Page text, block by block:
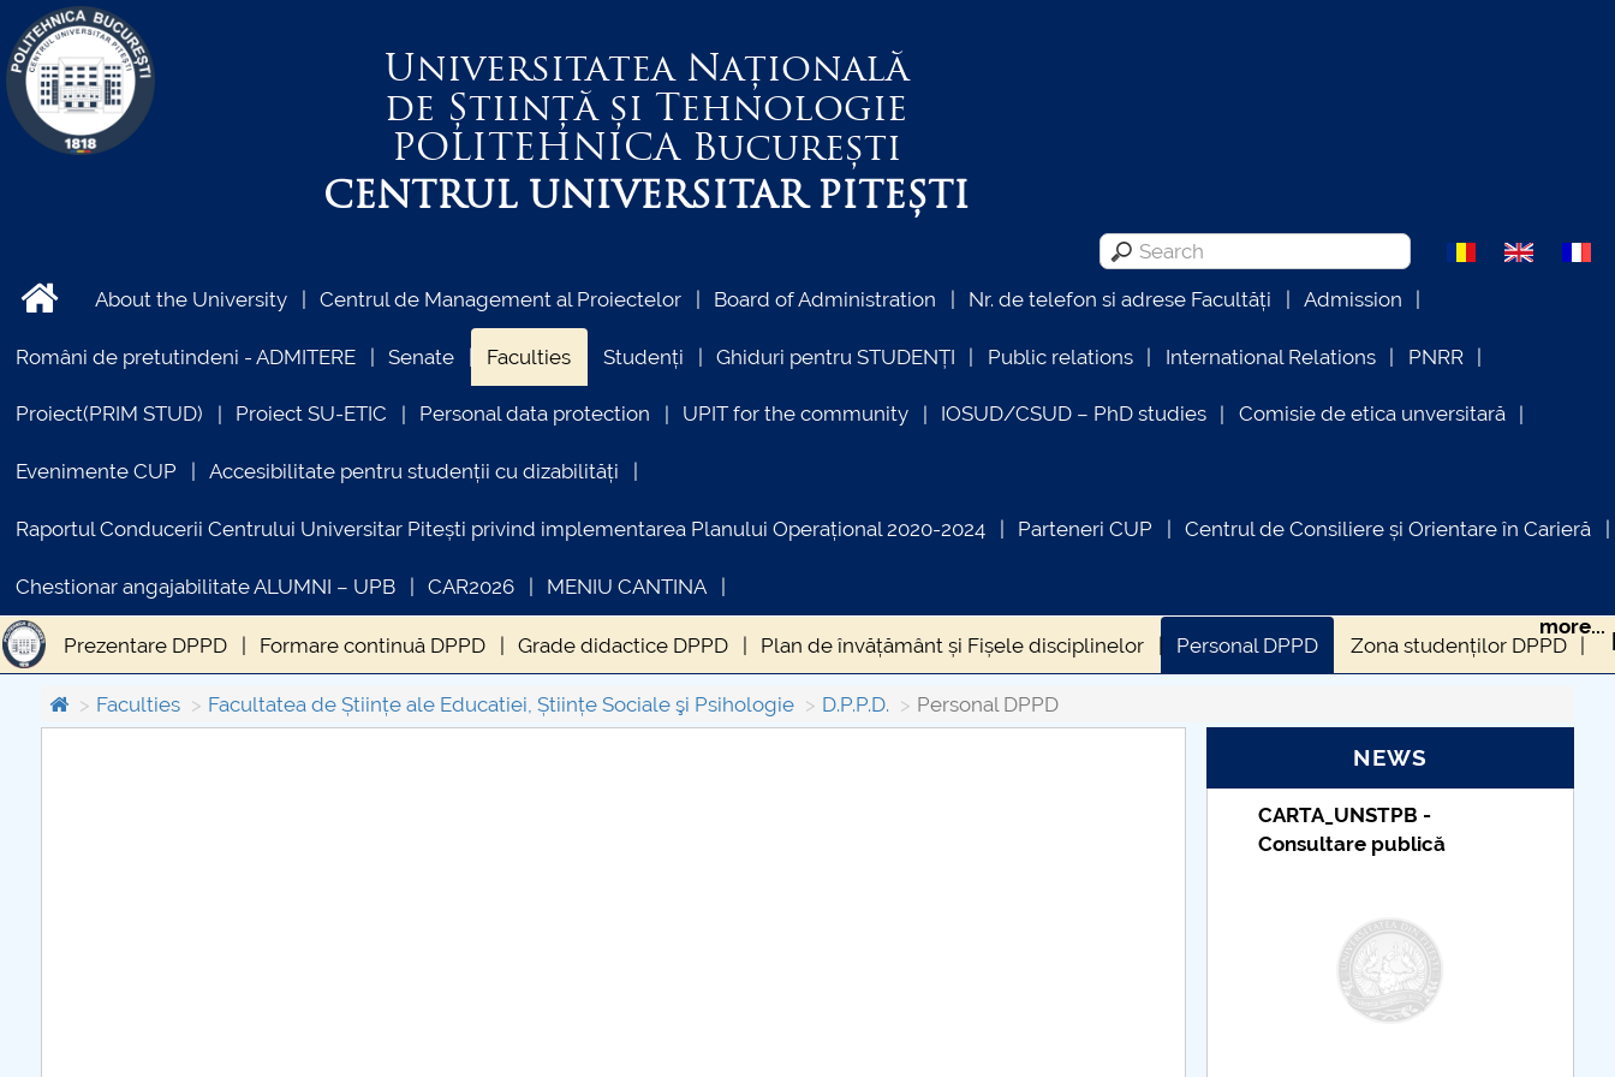
Universitatea Națională
de Știință și Tehnologie
POLITEHNICABucurești
CENTRUL UNIVERSITAR PITEȘTI
About the University Centrul de Management al Proiectelor Board of Administration Nr. de telefon si adrese Facultăți Admission
Români de pretutindeni - ADMITERE Senate Faculties Studenți Ghiduri pentru STUDENȚI Public relations International Relations PNRR
Proiect(PRIM STUD) Proiect SU-ETIC Personal data protection UPIT for the community IOSUD/CSUD – PhD studies Comisie de etica unversitară
Evenimente CUP Accesibilitate pentru studenții cu dizabilități
Raportul Conducerii Centrului Universitar Pitești privind implementarea Planului Operațional 2020-2024 Parteneri CUP Centrul de Consiliere și Orientare în Carieră
Chestionar angajabilitate ALUMNI – UPB CAR2026 MENIU CANTINA
Prezentare DPPD Formare continuă DPPD Grade didactice DPPD Plan de învățământ și Fișele disciplinelor Personal DPPD Zona studenților DPPD
Modul postuniversitar DPPD Cercetare științifică DPPD Noutăți DPPD Contact DPPD Forum DPPD
more...
Faculties Facultatea de Științe ale Educatiei, Științe Sociale şi Psihologie D.P.P.D. Personal DPPD
NEWS
Taxe de școlarizare
indexate – Centrul